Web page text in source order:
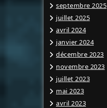
septembre 2025
juillet 2025
avril 2024
janvier 2024
décembre 2023
novembre 2023
juillet 2023
mai 2023
avril 2023